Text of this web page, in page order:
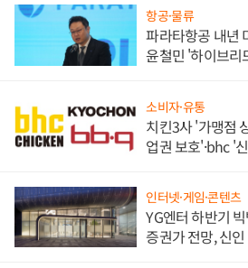
항공·물류
파라타항공 내년
윤철민 '하이브리
소비자·유통
치킨3사 '가맹점
업권 보호'·bhc '
인터넷·게임·콘텐츠
YG엔터 하반기
증권가 전망, 신